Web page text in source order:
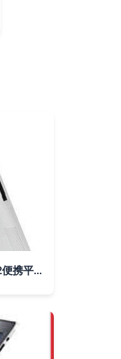
埃普UP-4支架iPad air/4/3/2 iPadmini2便携平板电脑懒人支架底座-tmall.com天猫